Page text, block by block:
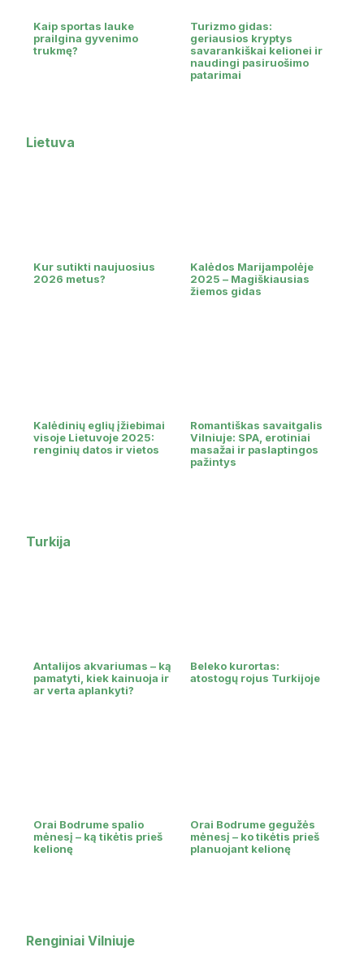
Kaip sportas lauke
prailgina gyvenimo
trukmę?
Turizmo gidas:
geriausios kryptys
savarankiškai kelionei ir
naudingi pasiruošimo
patarimai
Lietuva
Kur sutikti naujuosius
2026 metus?
Kalėdos Marijampolėje
2025 – Magiškiausias
žiemos gidas
Kalėdinių eglių įžiebimai
visoje Lietuvoje 2025:
renginių datos ir vietos
Romantiškas savaitgalis
Vilniuje: SPA, erotiniai
masažai ir paslaptingos
pažintys
Turkija
Antalijos akvariumas – ką
pamatyti, kiek kainuoja ir
ar verta aplankyti?
Beleko kurortas:
atostogų rojus Turkijoje
Orai Bodrume spalio
mėnesį – ką tikėtis prieš
kelionę
Orai Bodrume gegužės
mėnesį – ko tikėtis prieš
planuojant kelionę
Renginiai Vilniuje